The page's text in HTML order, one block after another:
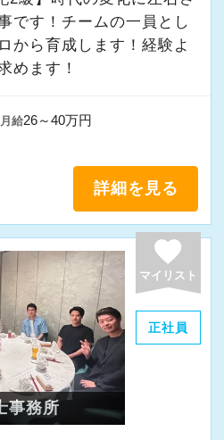
です！チームの一員とし
から育成します！経験よ
めます！
月給26～40万円
詳細を見る
favorite
マイリスト
正社員
事務所